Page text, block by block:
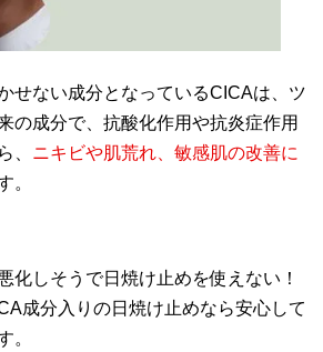
せない成分となっているCICAは、ツ
の成分で、抗酸化作用や抗炎症作用
、 ニキビや肌荒れ、敏感肌の改善に
。
化しそうで日焼け止めを使えない！
成分入りの日焼け止めなら安心して
。